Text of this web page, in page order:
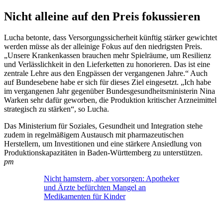
Nicht alleine auf den Preis fokussieren
Lucha betonte, dass Versorgungssicherheit künftig stärker gewichtet
werden müsse als der alleinige Fokus auf den niedrigsten Preis.
„Unsere Krankenkassen brauchen mehr Spielräume, um Resilienz
und Verlässlichkeit in den Lieferketten zu honorieren. Das ist eine
zentrale Lehre aus den Engpässen der vergangenen Jahre.“ Auch
auf Bundesebene habe er sich für dieses Ziel eingesetzt. „Ich habe
im vergangenen Jahr gegenüber Bundesgesundheitsministerin Nina
Warken sehr dafür geworben, die Produktion kritischer Arzneimittel
strategisch zu stärken“, so Lucha.
Das Ministerium für Soziales, Gesundheit und Integration stehe
zudem in regelmäßigem Austausch mit pharmazeutischen
Herstellern, um Investitionen und eine stärkere Ansiedlung von
Produktionskapazitäten in Baden-Württemberg zu unterstützen.
pm
Nicht hamstern, aber vorsorgen: Apotheker
und Ärzte befürchten Mangel an
Medikamenten für Kinder